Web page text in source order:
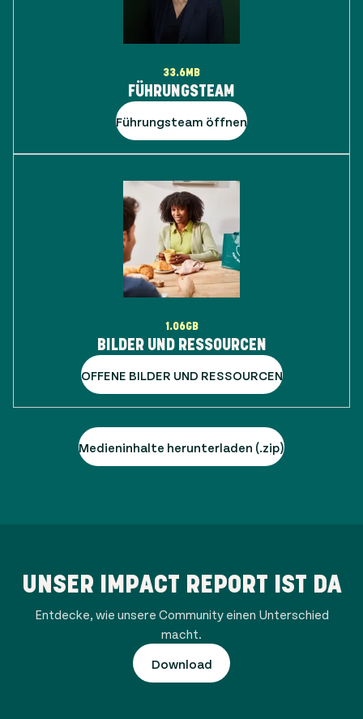
33.6MB
FÜHRUNGSTEAM
Führungsteam öffnen
1.06GB
BILDER UND RESSOURCEN
OFFENE BILDER UND RESSOURCEN
Medieninhalte herunterladen (.zip)
UNSER IMPACT REPORT IST DA
Entdecke, wie unsere Community einen Unterschied
macht.
Download